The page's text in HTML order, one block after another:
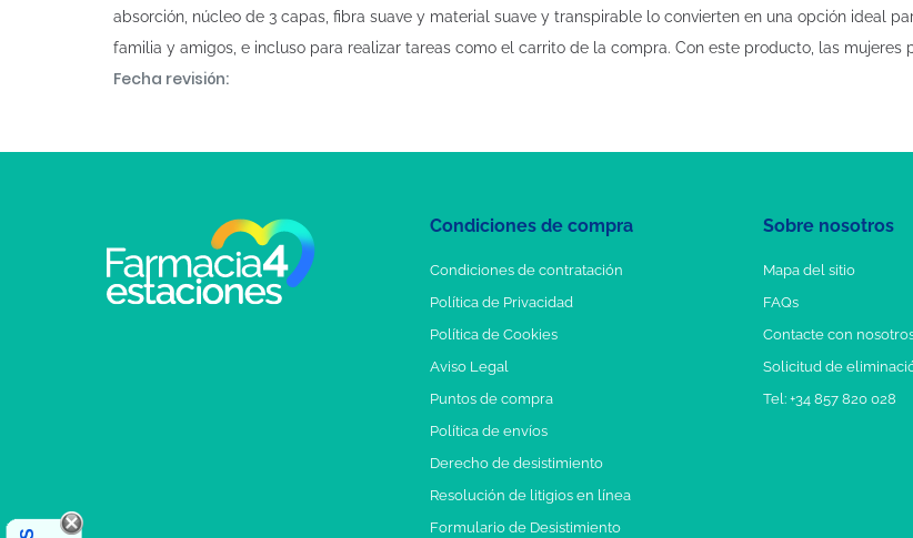
absorción, núcleo de 3 capas, fibra suave y material suave y transpirable lo convierten en una opción ideal
familia y amigos, e incluso para realizar tareas como el carrito de la compra. Con este producto, las mujeres
Fecha revisión:
Condiciones de compra
Condiciones de contratación
Política de Privacidad
Política de Cookies
Aviso Legal
Puntos de compra
Política de envíos
Derecho de desistimiento
Resolución de litigios en línea
Formulario de Desistimiento
Sobre nosotros
Mapa del sitio
FAQs
Contacte con
Solicitud de
Tel: +34 857 820 028